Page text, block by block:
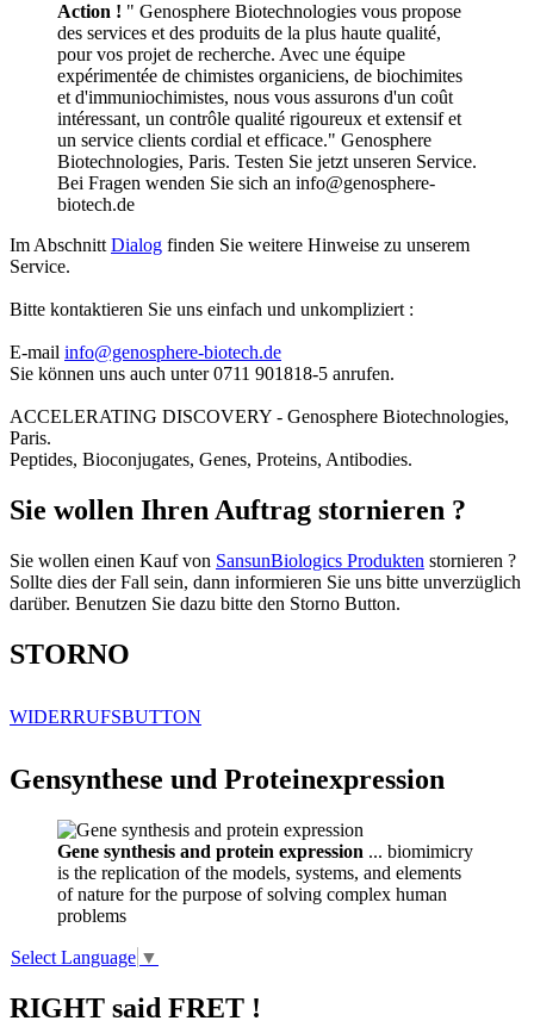
Action ! " Genosphere Biotechnologies vous propose
des services et des produits de la plus haute qualité,
pour vos projet de recherche. Avec une équipe
expérimentée de chimistes organiciens, de biochimites
et d'immuniochimistes, nous vous assurons d'un coût
intéressant, un contrôle qualité rigoureux et extensif et
un service clients cordial et efficace." Genosphere
Biotechnologies, Paris. Testen Sie jetzt unseren Service.
Bei Fragen wenden Sie sich an info@genosphere-
biotech.de
Im Abschnitt Dialog finden Sie weitere Hinweise zu unserem
Service.
Bitte kontaktieren Sie uns einfach und unkompliziert :
E-mail info@genosphere-biotech.de
Sie können uns auch unter 0711 901818-5 anrufen.
ACCELERATING DISCOVERY - Genosphere Biotechnologies,
Paris.
Peptides, Bioconjugates, Genes, Proteins, Antibodies.
Sie wollen Ihren Auftrag stornieren ?
Sie wollen einen Kauf von SansunBiologics Produkten stornieren ?
Sollte dies der Fall sein, dann informieren Sie uns bitte unverzüglich
darüber. Benutzen Sie dazu bitte den Storno Button.
STORNO
WIDERRUFSBUTTON
Gensynthese und Proteinexpression
Gene synthesis and protein expression ... biomimicry
is the replication of the models, systems, and elements
of nature for the purpose of solving complex human
problems
Select Language ▼
RIGHT said FRET !